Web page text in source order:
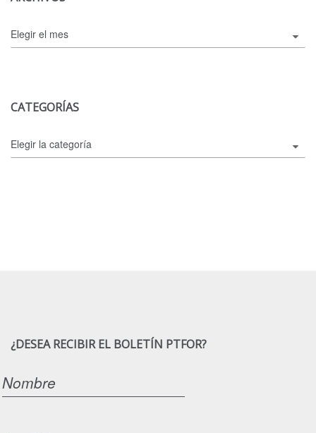
Archivos
CATEGORÍAS
Categorías
¿DESEA RECIBIR EL BOLETÍN PTFOR?